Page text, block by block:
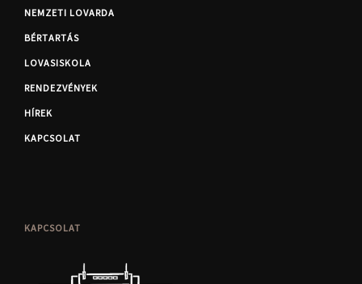
NEMZETI LOVARDA
BÉRTARTÁS
LOVASISKOLA
RENDEZVÉNYEK
HÍREK
KAPCSOLAT
KAPCSOLAT